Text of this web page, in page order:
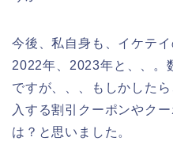
今後、私自身も、イケテ
2022年、2023年と、、。
ですが、、、もしかした
入する割引クーポンやク
は？と思いました。